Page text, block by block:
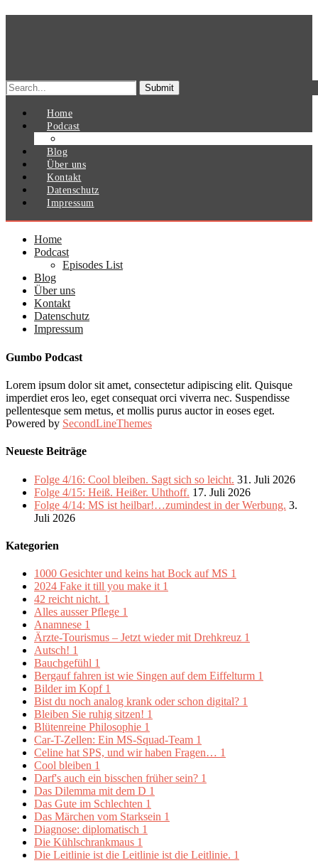
Search
for:
Home
Podcast
Blog
Über uns
Kontakt
Datenschutz
Impressum
Home
Podcast
Episodes List
Blog
Über uns
Kontakt
Datenschutz
Impressum
Gumbo Podcast
Lorem ipsum dolor sit amet, consectetur adipiscing elit. Quisque
imperdiet eros leo, eget consequat orci viverra nec. Suspendisse
pellentesque sem metus, et mollis purus auctor in eoses eget.
Powered by SecondLineThemes
Neueste Beiträge
Folge 4/16: Cool bleiben. Sagt sich so leicht. 31. Juli 2026
Folge 4/15: Heiß. Heißer. Uhthoff. 17. Juli 2026
Folge 4/14: MS ist heilbar!…zumindest in der Werbung. 3.
Juli 2026
Kategorien
1000 Gesichter und keins hat Bock auf MS 1
2024 Fake it till you make it 1
42 reicht nicht. 1
Alles ausser Pflege 1
Anamnese 1
Ärzte-Tourismus – Jetzt wieder mit Drehkreuz 1
Autsch! 1
Bauchgefühl 1
Bergauf fahren ist wie Singen auf dem Eiffelturm 1
Bilder im Kopf 1
Bist du noch analog krank oder schon digital? 1
Bleiben Sie ruhig sitzen! 1
Blütenreine Philosophie 1
Car-T-Zellen: Ein MS-Squad-Team 1
Celine hat SPS, und wir haben Fragen… 1
Cool bleiben 1
Darf's auch ein bisschen früher sein? 1
Das Dilemma mit dem D 1
Das Gute im Schlechten 1
Das Märchen vom Starksein 1
Diagnose: diplomatisch 1
Die Kühlschrankmaus 1
Die Leitlinie ist die Leitlinie ist die Leitlinie. 1